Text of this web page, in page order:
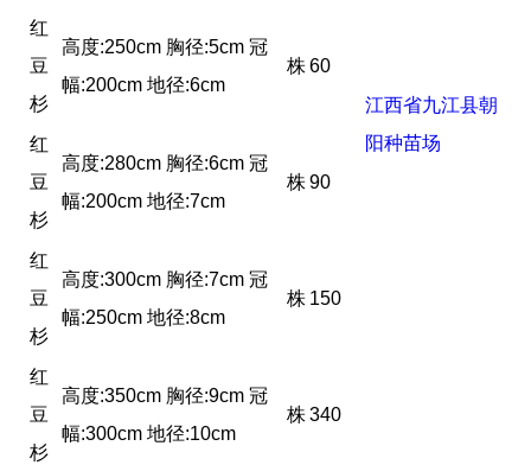
江西省九江县朝
阳种苗场
红
豆
杉
高度:250cm 胸径:5cm 冠
幅:200cm 地径:6cm
株60
红
豆
杉
高度:280cm 胸径:6cm 冠
幅:200cm 地径:7cm
株90
红
豆
杉
高度:300cm 胸径:7cm 冠
幅:250cm 地径:8cm
株 150
红
豆
杉
高度:350cm 胸径:9cm 冠
幅:300cm 地径:10cm
株340